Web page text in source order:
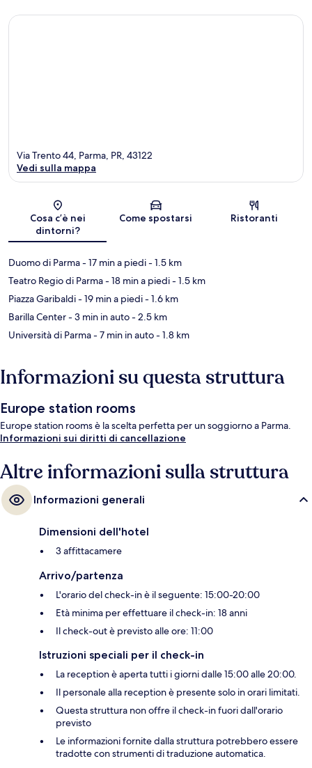
Mappa
Via Trento 44, Parma, PR, 43122
Vedi sulla mappa
Cosa c’è nei
dintorni?
Come spostarsi Ristoranti
Duomo di Parma- 17 min a piedi- 1.5 km
Teatro Regio di Parma- 18 min a piedi- 1.5 km
Piazza Garibaldi- 19 min a piedi- 1.6 km
Barilla Center- 3 min in auto- 2.5 km
Università di Parma- 7 min in auto- 1.8 km
Informazioni su questa struttura
Europe station rooms
Europe station rooms è la scelta perfetta per un soggiorno a Parma.
Informazioni sui diritti di cancellazione
Altre informazioni sulla struttura
Informazioni generali
Dimensioni dell'hotel
3 affittacamere
Arrivo/partenza
L'orario del check-in è il seguente: 15:00-20:00
Età minima per effettuare il check-in: 18 anni
Il check-out è previsto alle ore: 11:00
Istruzioni speciali per il check-in
La reception è aperta tutti i giorni dalle 15:00 alle 20:00.
Il personale alla reception è presente solo in orari limitati.
Questa struttura non offre il check-in fuori dall'orario
previsto
Le informazioni fornite dalla struttura potrebbero essere
tradotte con strumenti di traduzione automatica.